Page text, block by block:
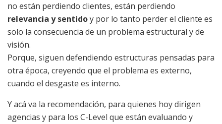
no están perdiendo clientes, están perdiendo
relevancia y sentidoy por lo tanto perder el cliente es
solo la consecuencia de un problema estructural y de
visión.
Porque, siguen defendiendo estructuras pensadas para
otra época, creyendo que el problema es externo,
cuando el desgaste es interno.
Y acá va la recomendación, para quienes hoy dirigen
agencias y para los C-Level que están evaluando y